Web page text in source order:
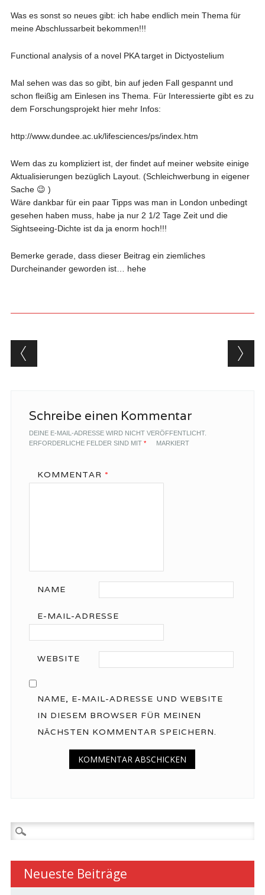
Was es sonst so neues gibt: ich habe endlich mein Thema für
meine Abschlussarbeit bekommen!!!
Functional analysis of a novel PKA target in Dictyostelium
Mal sehen was das so gibt, bin auf jeden Fall gespannt und
schon fleißig am Einlesen ins Thema. Für Interessierte gibt es zu
dem Forschungsprojekt hier mehr Infos:
http://www.dundee.ac.uk/lifesciences/ps/index.htm
Wem das zu kompliziert ist, der findet auf meiner website einige
Aktualisierungen bezüglich Layout. (Schleichwerbung in eigener
Sache 😉 )
Wäre dankbar für ein paar Tipps was man in London unbedingt
gesehen haben muss, habe ja nur 2 1/2 Tage Zeit und die
Sightseeing-Dichte ist da ja enorm hoch!!!
Bemerke gerade, dass dieser Beitrag ein ziemliches
Durcheinander geworden ist… hehe
Beitragsnavigation
Schreibe einen Kommentar
DEINE E-MAIL-ADRESSE WIRD NICHT VERÖFFENTLICHT.
ERFORDERLICHE FELDER SIND MIT * MARKIERT
KOMMENTAR *
NAME
E-MAIL-ADRESSE
WEBSITE
NAME, E-MAIL-ADRESSE UND WEBSITE
IN DIESEM BROWSER FÜR MEINEN
NÄCHSTEN KOMMENTAR SPEICHERN.
Suchen
nach:
Neueste Beiträge